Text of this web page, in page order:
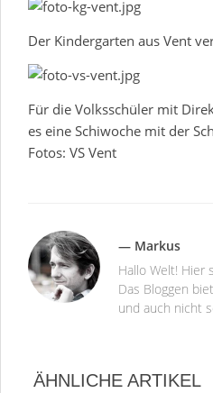
Der Kindergarten aus Vent
Für die Volksschüler mit
es eine Schiwoche mit der
Fotos: VS Vent
— Markus
Hallo Welt! Hier
Das Bloggen
und auch nicht
ÄHNLICHE ARTIKEL